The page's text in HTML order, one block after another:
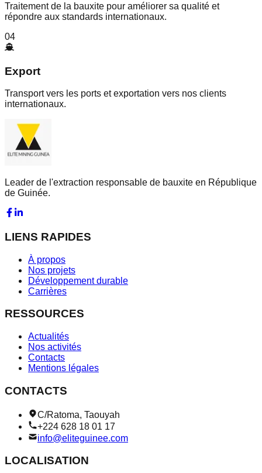
Traitement de la bauxite pour améliorer sa qualité et
répondre aux standards internationaux.
04
Export
Transport vers les ports et exportation vers nos clients
internationaux.
Leader de l'extraction responsable de bauxite en République
de Guinée.
LIENS RAPIDES
À propos
Nos projets
Développement durable
Carrières
RESSOURCES
Actualités
Nos activités
Contacts
Mentions légales
CONTACTS
C/Ratoma, Taouyah
+224 628 18 01 17
info@eliteguinee.com
LOCALISATION